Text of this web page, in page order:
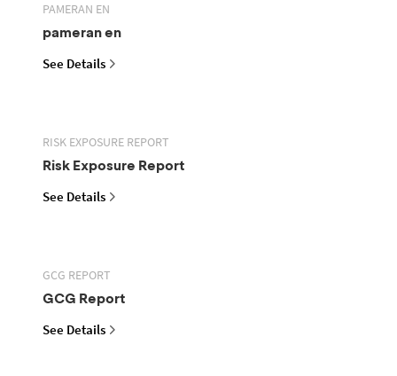
PAMERAN EN
pameran en
See Details
RISK EXPOSURE REPORT
Risk Exposure Report
See Details
GCG REPORT
GCG Report
See Details